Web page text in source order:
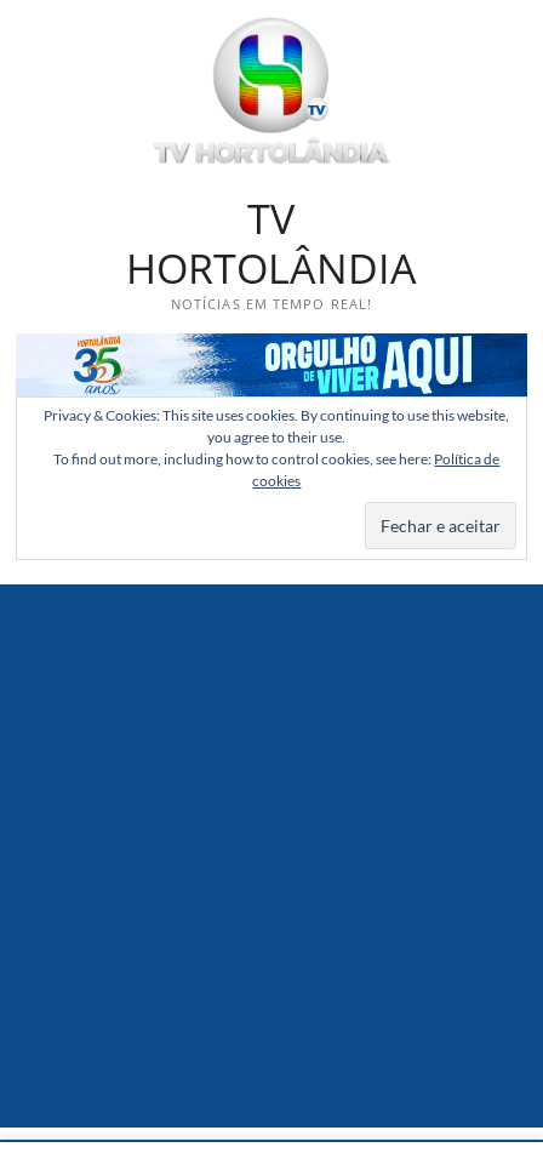
TV
HORTOLÂNDIA
NOTÍCIAS EM TEMPO REAL!
Privacy & Cookies: This site uses cookies. By continuing to use this website,
you agree to their use.
To find out more, including how to control cookies, see here: Política de
cookies